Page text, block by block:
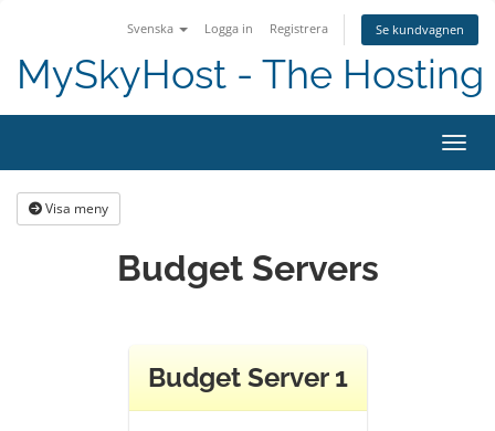
Svenska Logga in Registrera Se kundvagnen
MySkyHost - The Hosting
Visa meny
Budget Servers
Budget Server 1